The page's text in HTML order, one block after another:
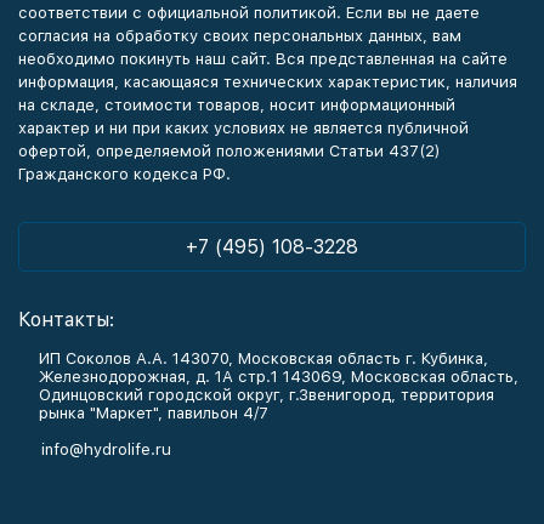
соответствии с официальной политикой. Если вы не даете
согласия на обработку своих персональных данных, вам
необходимо покинуть наш сайт. Вся представленная на сайте
информация, касающаяся технических характеристик, наличия
на складе, стоимости товаров, носит информационный
характер и ни при каких условиях не является публичной
офертой, определяемой положениями Статьи 437(2)
Гражданского кодекса РФ.
+7 (495) 108-3228
Контакты:
ИП Соколов А.А. 143070, Московская область г. Кубинка,
Железнодорожная, д. 1А стр.1 143069, Московская область,
Одинцовский городской округ, г.Звенигород, территория
рынка "Маркет", павильон 4/7
info@hydrolife.ru